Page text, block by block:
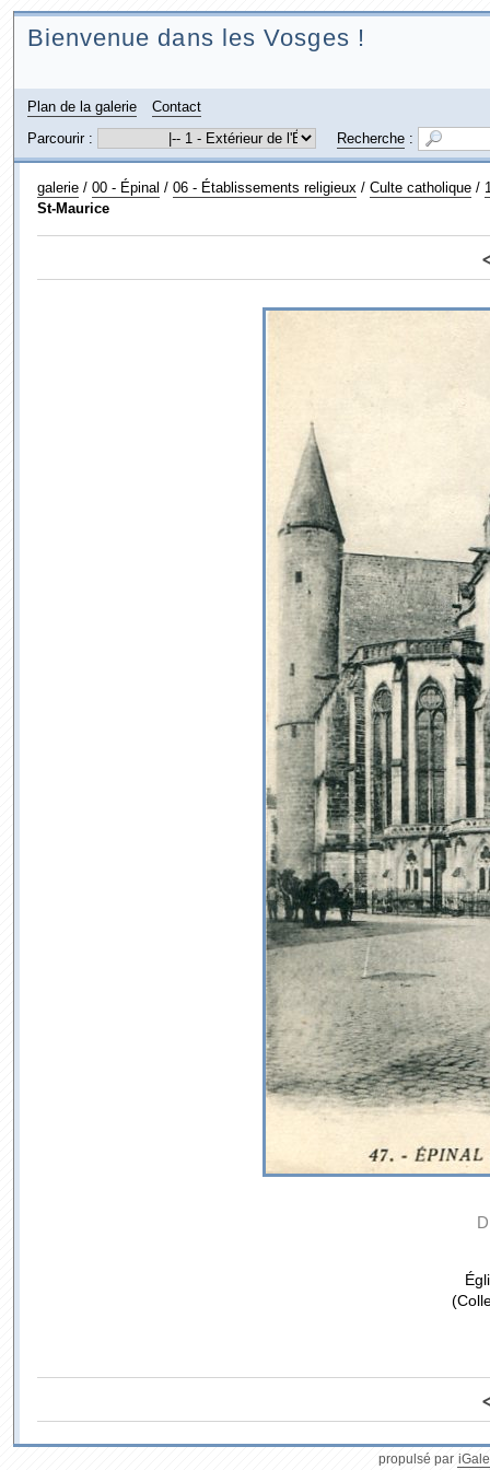
Bienvenue dans les Vosges !
Plan de la galerie
Contact
Parcourir :
Recherche:
galerie/ 00 - Épinal / 06 - Établissements religieux/ Culte catholique/
St-Maurice
propulsé par